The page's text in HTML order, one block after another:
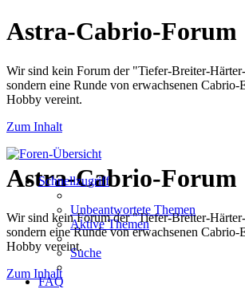
Astra-Cabrio-Forum
Wir sind kein Forum der "Tiefer-Breiter-
sondern eine Runde von erwachsenen Cabrio-
Hobby vereint.
Zum Inhalt
Astra-Cabrio-Forum
Wir sind kein Forum der "Tiefer-Breiter-
sondern eine Runde von erwachsenen Cabrio-
Hobby vereint.
Zum Inhalt
Schnellzugriff
Unbeantwortete Themen
Aktive Themen
Suche
FAQ